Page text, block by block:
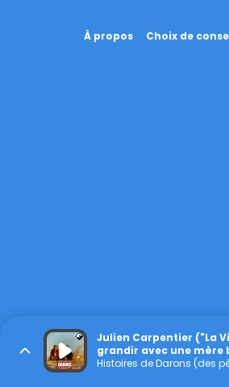
À propos Choix de
Julien Carpentier ("La
grandir avec une mère
réalité à la fiction